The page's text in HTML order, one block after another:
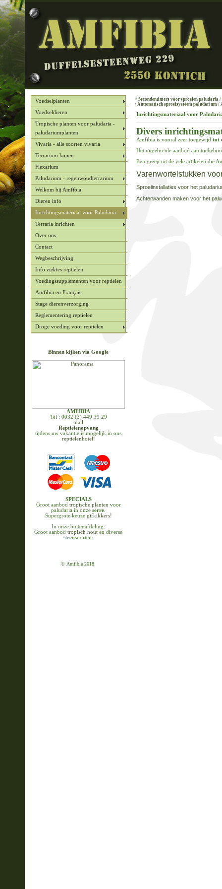
Voedselplanten
Voedseldieren
Tropische planten voor paludaria -
paludariumplanten
Vivaria - alle soorten vivaria
Terrarium kopen
Flexarium
Paludarium - regenwoudterrarium
Welkom bij Amfibia
Dieren info
Inrichtingsmateriaal voor Paludaria
Terraria inrichten
Over ons
Contact
Wegbeschrijving
Info ziektes reptielen
Voedingssupplementen voor reptielen
Amfibia en Français
Stage dierenverzorging
Reglementering reptielen
Droge voeding voor reptielen
Binnen kijken via Google
AMFIBIA
Tel : 0032 (3) 449 39 29
mail
Reptielenopvang
tijdens uw vakantie is mogelijk in ons
reptielenhotel!
SPECIALS
Groot aanbod tropische planten voor
paludaria in onze serre
Supergrote keuze gifkikkers!
In onze buitenafdeling:
Groot aanbod tropisch hout en diverse
steensoorten.
© Amfibia 2018
> Secondentimers voor sproeien paludaria /
/ Automatisch sproeisysteem paludarium /
Inrichtingsmateriaal voor
Divers
Amfibia is vooral zeer toegewijd tot
Het uitgebreide aanbod aan
Een greep uit de vele artikelen die
Varenwortelstukken
Sproeiinstallaties voor het
Achterwanden maken voor het